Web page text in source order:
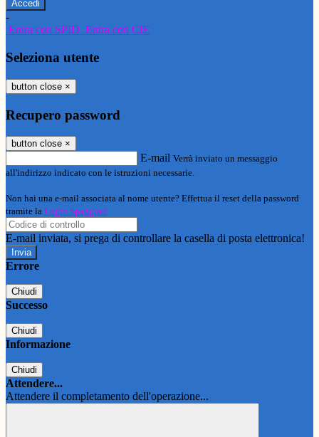
-
Entra con SPID Entra con CIE
Seleziona utente
button close ×
Recupero password
button close ×
E-mail Verrà inviato un messaggio
all'indirizzo indicato con le istruzioni necessarie.
Non hai una e-mail associata al nome utente? Effettua il reset della password
tramite la Login Spaggiari
E-mail inviata, si prega di controllare la casella di posta elettronica!
Errore
Chiudi
Successo
Chiudi
Informazione
Chiudi
Attendere...
Attendere il completamento dell'operazione...